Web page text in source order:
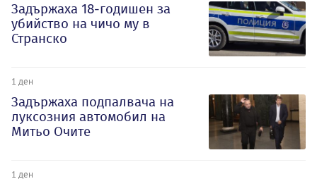
Задържаха 18-годишен за
убийство на чичо му в
Странско
1 ден
Задържаха подпалвача на
луксозния автомобил на
Митьо Очите
1 ден